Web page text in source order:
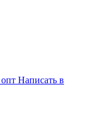
опт Написать в